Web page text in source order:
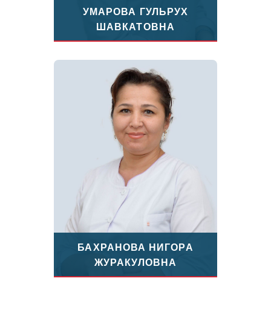
УМАРОВА ГУЛЬРУХ
ШАВКАТОВНА
БАХРАНОВА НИГОРА
ЖУРАКУЛОВНА